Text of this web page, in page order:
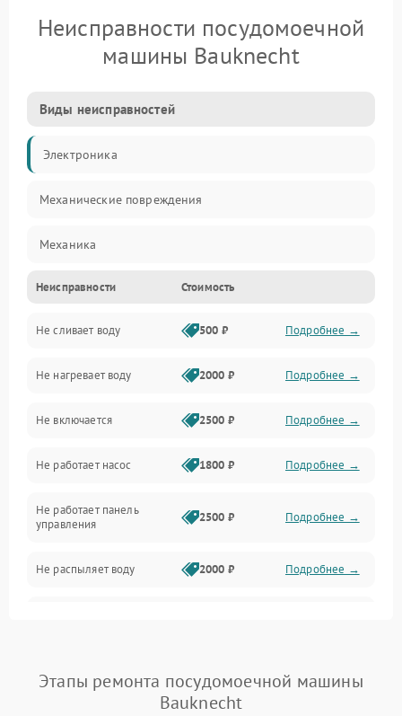
Неисправности посудомоечной
машины Bauknecht
Виды неисправностей
Электроника
Механические повреждения
Механика
Управление
Электропитание
Датчики
Нагрев
Вода
Гигиена
Программное обеспечение
Неисправности Стоимость
Не сливает воду 500 ₽ Подробнее →
Не нагревает воду 2000 ₽ Подробнее →
Не включается 2500 ₽ Подробнее →
Не работает насос 1800 ₽ Подробнее →
Не работает панель
управления
2500 ₽ Подробнее →
Не распыляет воду 2000 ₽ Подробнее →
Проблемы с набором
воды
1800 ₽ Подробнее →
Этапы ремонта посудомоечной машины
Bauknecht